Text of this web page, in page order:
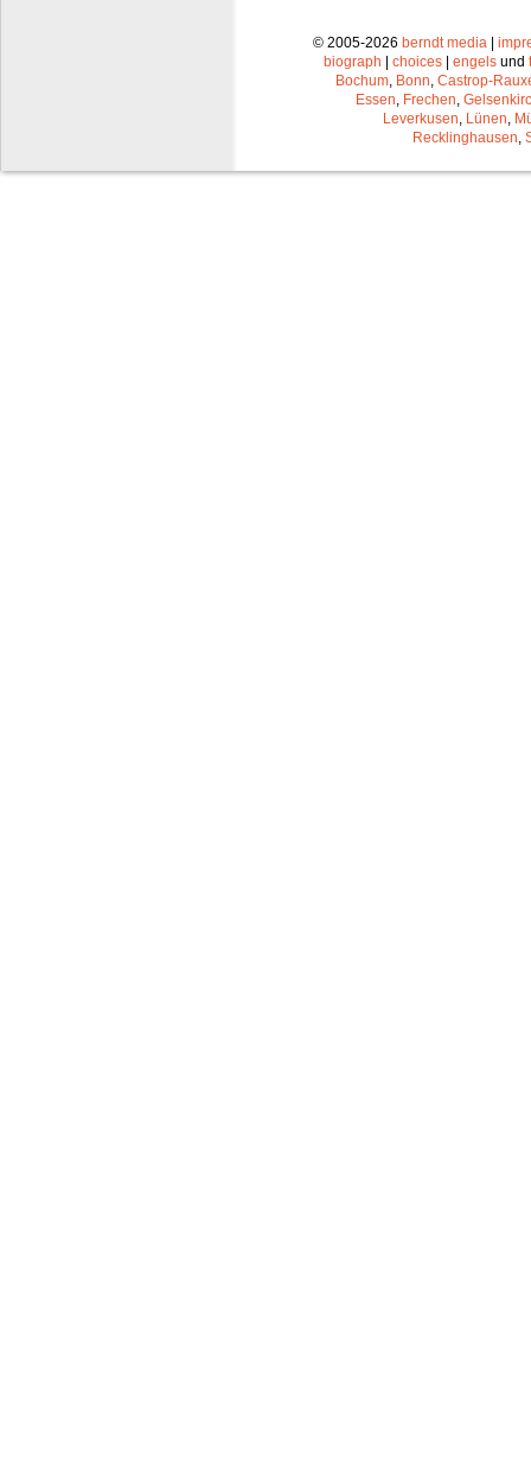
© 2005-2026 berndt media |
biograph | choices | engels und
Bochum Bonn Castrop-
Essen Frechen
Leverkusen Lünen
Recklinghausen